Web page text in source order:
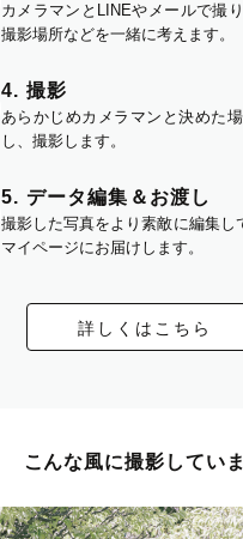
カメラマンとLINEやメールで撮
撮影場所などを一緒に考えます。
4. 撮影
あらかじめカメラマンと決めた
し、撮影します。
5. データ編集＆お渡し
撮影した写真をより素敵に編集し
マイページにお届けします。
詳しくはこちら
こんな風に撮影してい